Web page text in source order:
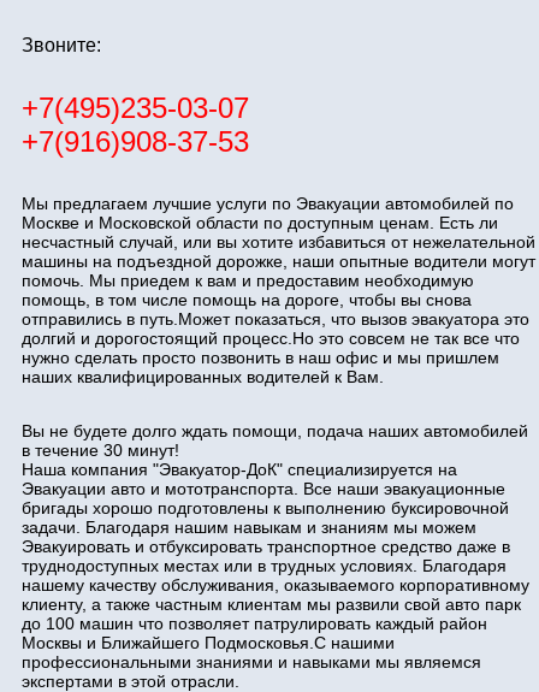
Звоните:
+7(495)235-03-07
+7(916)908-37-53
Мы предлагаем лучшие услуги по Эвакуации автомобилей по
Москве и Московской области по доступным ценам. Есть ли
несчастный случай, или вы хотите избавиться от нежелательной
машины на подъездной дорожке, наши опытные водители могут
помочь. Мы приедем к вам и предоставим необходимую
помощь, в том числе помощь на дороге, чтобы вы снова
отправились в путь.Может показаться, что вызов эвакуатора это
долгий и дорогостоящий процесс.Но это совсем не так все что
нужно сделать просто позвонить в наш офис и мы пришлем
наших квалифицированных водителей к Вам.
Вы не будете долго ждать помощи, подача наших автомобилей
в течение 30 минут!
Наша компания "Эвакуатор-ДоК" специализируется на
Эвакуации авто и мототранспорта. Все наши эвакуационные
бригады хорошо подготовлены к выполнению буксировочной
задачи. Благодаря нашим навыкам и знаниям мы можем
Эвакуировать и отбуксировать транспортное средство даже в
труднодоступных местах или в трудных условиях. Благодаря
нашему качеству обслуживания, оказываемого корпоративному
клиенту, а также частным клиентам мы развили свой авто парк
до 100 машин что позволяет патрулировать каждый район
Москвы и Ближайшего Подмосковья.С нашими
профессиональными знаниями и навыками мы являемся
экспертами в этой отрасли.